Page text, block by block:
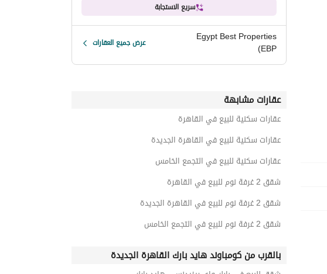
سريع الاستجابة
Egypt Best Properties
(EBP عرض جميع العقارات
عقارات مشابهة
عقارات سكنية للبيع في القاهرة
عقارات سكنية للبيع في القاهرة الجديدة
عقارات سكنية للبيع في التجمع الخامس
شقق 2 غرفة نوم للبيع في القاهرة
شقق 2 غرفة نوم للبيع في القاهرة الجديدة
شقق 2 غرفة نوم للبيع في التجمع الخامس
بالقرب من كومباوند هايد بارك القاهرة الجديدة